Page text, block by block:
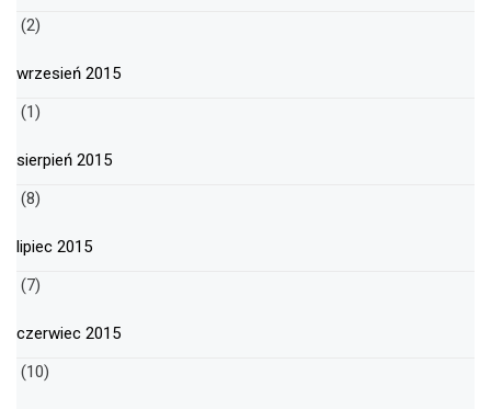
(2)
wrzesień 2015
(1)
sierpień 2015
(8)
lipiec 2015
(7)
czerwiec 2015
(10)